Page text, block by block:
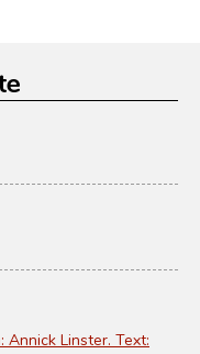
Annick Linster. Text: